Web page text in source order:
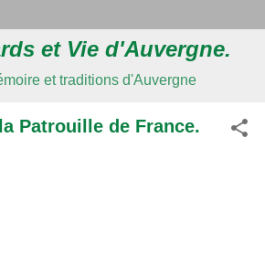
et Vie d'Auvergne.
et traditions d'Auvergne
Patrouille de France.